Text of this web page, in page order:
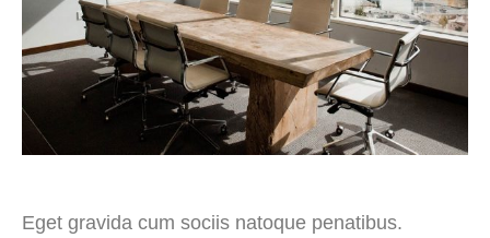
Eget gravida cum sociis natoque penatibus.